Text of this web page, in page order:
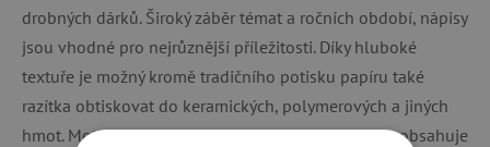
drobných dárků. Široký záběr témat a ročních období, nápisy
jsou vhodné pro nejrůznější příležitosti. Díky hluboké
textuře je možný kromě tradičního potisku papíru také
razítka obtiskovat do keramických, polymerových a jiných
hmot. Motivy vynikají i na dřevě nebo textilu. Sada obsahuje